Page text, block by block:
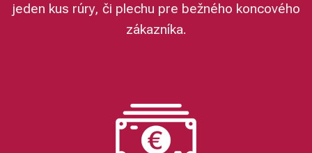
jeden kus rúry, či plechu pre bežného koncového
zákazníka.